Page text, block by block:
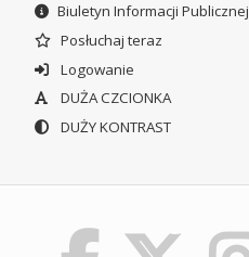
Biuletyn Informacji Publicznej
Posłuchaj teraz
Logowanie
DUŻA CZCIONKA
DUŻY KONTRAST